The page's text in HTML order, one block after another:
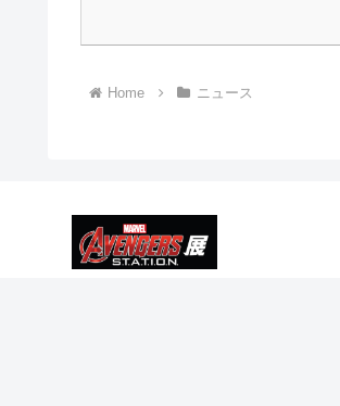
Home ニュース